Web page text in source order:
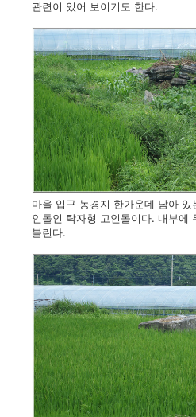
관련이 있어 보이기도 한다.
마을 입구 농경지 한가운데 남아
인돌인 탁자형 고인돌이다. 내부에
불린다.